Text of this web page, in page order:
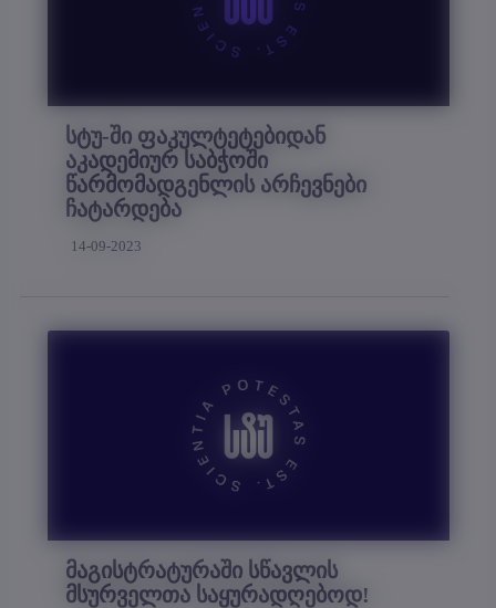
სტუ-ში ფაკულტეტებიდან
აკადემიურ საბჭოში
წარმომადგენლის არჩევნები
ჩატარდება
14-09-2023
მაგისტრატურაში სწავლის
მსურველთა საყურადღებოდ!